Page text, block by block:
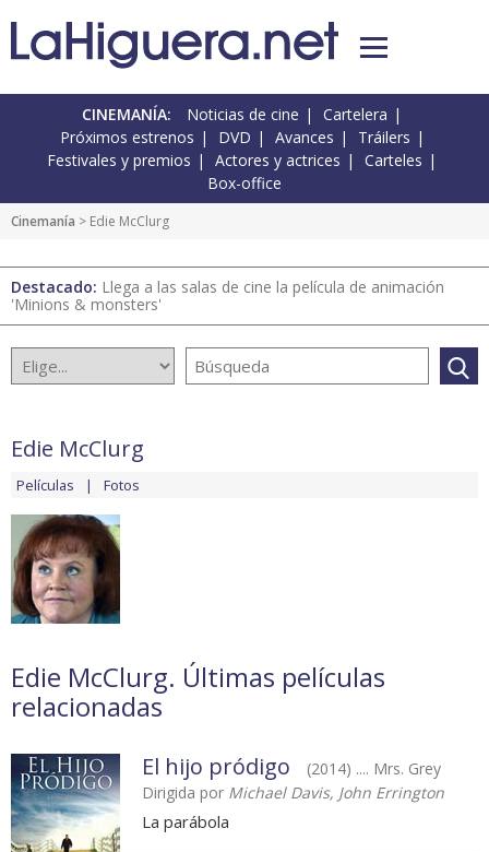
CINEMANÍA: Noticias de cine
Cartelera
Próximos estrenos
DVD Avances
Tráilers
Festivales y premios
Actores y actrices
Carteles
Box-office
Cinemanía > Edie McClurg
Destacado: Llega a las salas de cine la película de animación
'Minions & monsters'
Edie McClurg
Películas Fotos
Edie McClurg. Últimas películas
relacionadas
El hijo pródigo
(2014) .... Mrs. Grey
Dirigida por Michael Davis, John Errington
La parábola